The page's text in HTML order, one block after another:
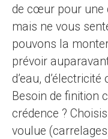
de cœur pour une
mais ne vous
pouvons la
prévoir
d’eau,
Besoin de finition
crédence ?
voulue